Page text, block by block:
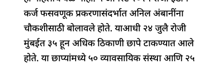
कर्ज फसवणूक प्रकरणासंदर्भात अनिल अंबानींना
चौकशीसाठी बोलावले होते. याआधी २४ जुलै रोजी
मुंबईत ३५ हून अधिक ठिकाणी छापे टाकण्यात आले
होते. या छाप्यांमध्ये ५० व्यावसायिक संस्था आणि २५